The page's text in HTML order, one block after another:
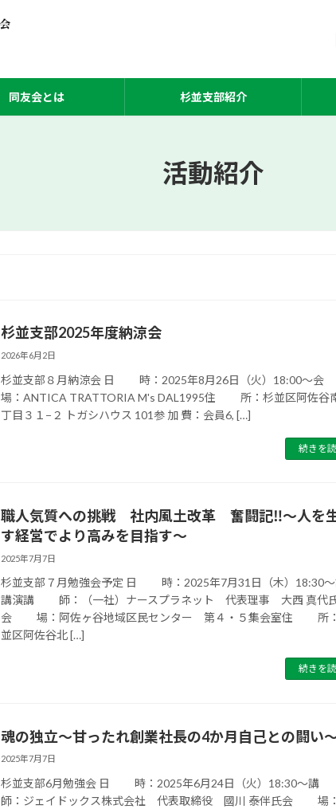
同友会とは 杉並支部紹介
活動紹介
杉並支部2025年度納涼会
2026年6月2日
杉並支部８月納涼会 日 時：2025年8月26日（火）18:00～
場：ANTICA TRATTORIA M's DAL1995住 所：杉並区阿佐谷
丁目３１−２ トガシハウス 101参 加 費：会員6, […]
続きを
職人気質への挑戦 社内風土改革 奮闘記‼～人を
す経営でより高みを目指す～
2025年7月7日
杉並支部７月勉強会予定 日 時：2025年7月31日（木）18:30～
講演講 師：（一社）ナースプラネット 代表理事 大西 真代
会 場：阿佐ヶ谷地域区民センター 第４・５集会室住 所
並区阿佐谷北 […]
続きを
魂の独立～甘ったれ創業社長の4か月自己との闘い
2025年7月7日
杉並支部6月勉強会 日 時：2025年6月24日（火）18:30～
師：ジェイドックス株式会社 代表取締役 國川 泰伴氏会 場